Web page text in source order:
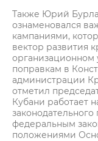
Также Юрий
ознаменовался
кампаниями,
вектор развития
организационном
поправкам в
администрации
отметил
Кубани работает
законодательного
федеральным
положениями